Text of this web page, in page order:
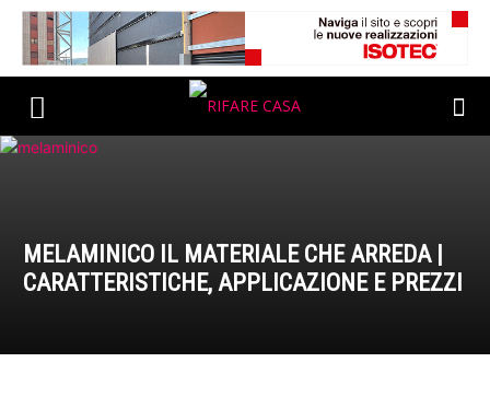
MELAMINICO IL MATERIALE CHE ARREDA |
CARATTERISTICHE, APPLICAZIONE E PREZZI